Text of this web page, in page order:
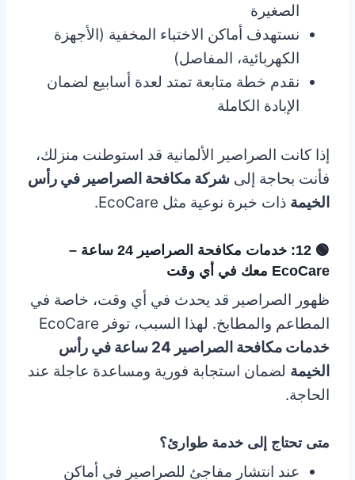
الصغيرة
نستهدف أماكن الاختباء المخفية (الأجهزة
الكهربائية، المفاصل)
نقدم خطة متابعة تمتد لعدة أسابيع لضمان
الإبادة الكاملة
إذا كانت الصراصير الألمانية قد استوطنت منزلك،
فأنت بحاجة إلى شركة مكافحة الصراصير في رأس
الخيمة ذات خبرة نوعية مثل EcoCare.
🟢 12: خدمات مكافحة الصراصير 24 ساعة –
EcoCare معك في أي وقت
ظهور الصراصير قد يحدث في أي وقت، خاصة في
المطاعم والمطابخ. لهذا السبب، توفر EcoCare
خدمات مكافحة الصراصير 24 ساعة في رأس
الخيمة لضمان استجابة فورية ومساعدة عاجلة عند
الحاجة.
متى تحتاج إلى خدمة طوارئ؟
عند انتشار مفاجئ للصراصير في أماكن